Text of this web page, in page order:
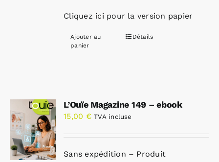
Cliquez ici pour la version papier
Ajouter au
panier
Détails
L’Ouïe Magazine 149 – ebook
15,00 € TVA incluse
Sans expédition – Produit